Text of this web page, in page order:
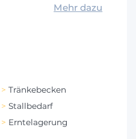
Mehr dazu
Tränkebecken
Stallbedarf
Erntelagerung